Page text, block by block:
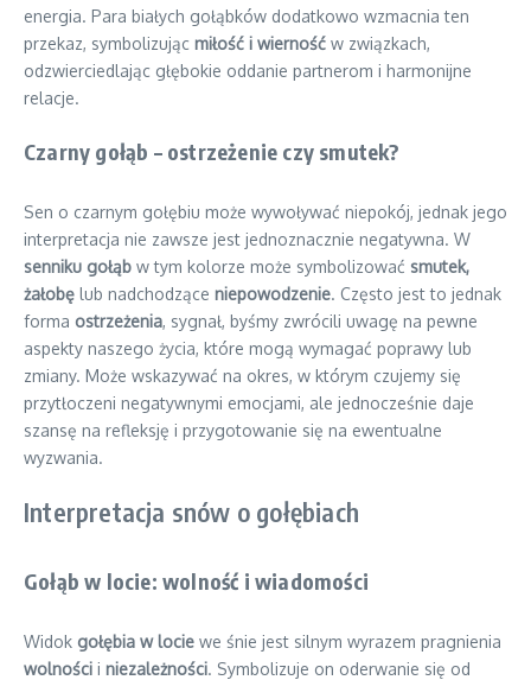
energia. Para białych gołąbków dodatkowo wzmacnia ten
przekaz, symbolizując miłość i wierność w związkach,
odzwierciedlając głębokie oddanie partnerom i harmonijne
relacje.
Czarny gołąb – ostrzeżenie czy smutek?
Sen o czarnym gołębiu może wywoływać niepokój, jednak jego
interpretacja nie zawsze jest jednoznacznie negatywna. W
senniku gołąb w tym kolorze może symbolizować smutek,
żałobę lub nadchodzące niepowodzenie. Często jest to jednak
forma ostrzeżenia, sygnał, byśmy zwrócili uwagę na pewne
aspekty naszego życia, które mogą wymagać poprawy lub
zmiany. Może wskazywać na okres, w którym czujemy się
przytłoczeni negatywnymi emocjami, ale jednocześnie daje
szansę na refleksję i przygotowanie się na ewentualne
wyzwania.
Interpretacja snów o gołębiach
Gołąb w locie: wolność i wiadomości
Widok gołębia w locie we śnie jest silnym wyrazem pragnienia
wolności i niezależności. Symbolizuje on oderwanie się od